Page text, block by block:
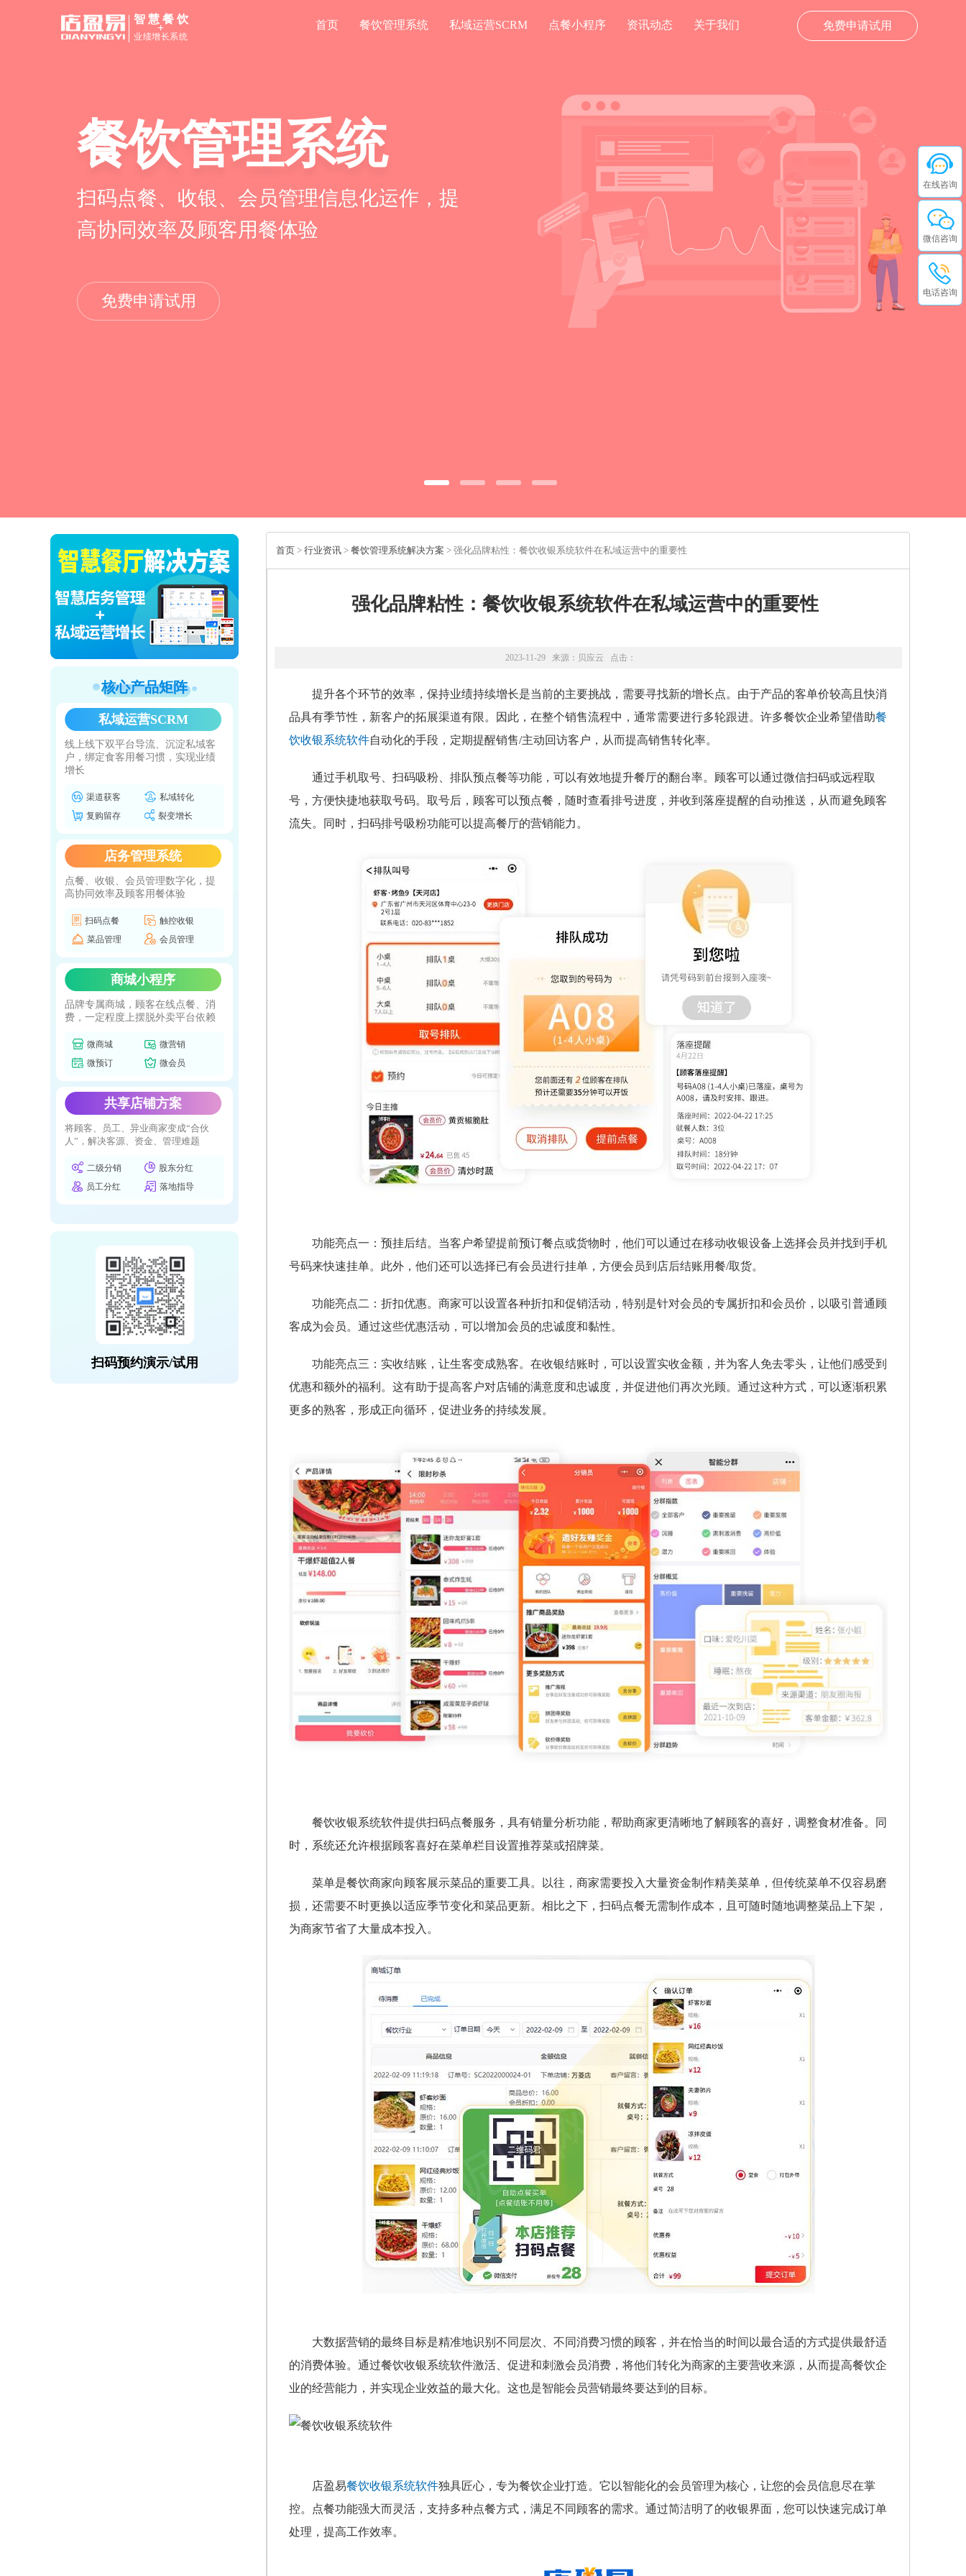
免费申请试用
智慧餐饮
+
业绩增长系统
首页 餐饮管理系统 私域运营SCRM 点餐小程序 资讯动态 关于我们
餐饮管理系统
扫码点餐、收银、会员管理信息化运作，提
高协同效率及顾客用餐体验
免费申请试用
私域运营SCRM
线上线下双平台导流、沉淀私域客户，绑定
食客用餐习惯，实现业绩增长
免费申请试用
核心产品矩阵
私域运营SCRM
线上线下双平台导流、沉淀私域客
户，绑定食客用餐习惯，实现业绩
增长
渠道获客
私域转化
复购留存
裂变增长
店务管理系统
点餐、收银、会员管理数字化，提
高协同效率及顾客用餐体验
扫码点餐
触控收银
菜品管理
会员管理
商城小程序
品牌专属商城，顾客在线点餐、消
费，一定程度上摆脱外卖平台依赖
微商城
微营销
微预订
微会员
共享店铺方案
将顾客、员工、异业商家变成“合伙
人”，解决客源、资金、管理难题
二级分销
股东分红
员工分红
落地指导
扫码预约演示/试用
首页 > 行业资讯 > 餐饮管理系统解决方案 > 强化品牌粘性：餐饮收银系统软件在私域运营中的重要性
强化品牌粘性：餐饮收银系统软件在私域运营中的重要性
2023-11-29 来源： 贝应云 点击：
提升各个环节的效率，保持业绩持续增长是当前的主要挑战，需要寻找新的增长点。由于产品的客单价较高且快消
品具有季节性，新客户的拓展渠道有限。因此，在整个销售流程中，通常需要进行多轮跟进。许多餐饮企业希望借助餐
饮收银系统软件自动化的手段，定期提醒销售/主动回访客户，从而提高销售转化率。
通过手机取号、扫码吸粉、排队预点餐等功能，可以有效地提升餐厅的翻台率。顾客可以通过微信扫码或远程取
号，方便快捷地获取号码。取号后，顾客可以预点餐，随时查看排号进度，并收到落座提醒的自动推送，从而避免顾客
流失。同时，扫码排号吸粉功能可以提高餐厅的营销能力。
功能亮点一：预挂后结。当客户希望提前预订餐点或货物时，他们可以通过在移动收银设备上选择会员并找到手机
号码来快速挂单。此外，他们还可以选择已有会员进行挂单，方便会员到店后结账用餐/取货。
功能亮点二：折扣优惠。商家可以设置各种折扣和促销活动，特别是针对会员的专属折扣和会员价，以吸引普通顾
客成为会员。通过这些优惠活动，可以增加会员的忠诚度和黏性。
功能亮点三：实收结账，让生客变成熟客。在收银结账时，可以设置实收金额，并为客人免去零头，让他们感受到
优惠和额外的福利。这有助于提高客户对店铺的满意度和忠诚度，并促进他们再次光顾。通过这种方式，可以逐渐积累
更多的熟客，形成正向循环，促进业务的持续发展。
餐饮收银系统软件提供扫码点餐服务，具有销量分析功能，帮助商家更清晰地了解顾客的喜好，调整食材准备。同
时，系统还允许根据顾客喜好在菜单栏目设置推荐菜或招牌菜。
菜单是餐饮商家向顾客展示菜品的重要工具。以往，商家需要投入大量资金制作精美菜单，但传统菜单不仅容易磨
损，还需要不时更换以适应季节变化和菜品更新。相比之下，扫码点餐无需制作成本，且可随时随地调整菜品上下架，
为商家节省了大量成本投入。
大数据营销的最终目标是精准地识别不同层次、不同消费习惯的顾客，并在恰当的时间以最合适的方式提供最舒适
的消费体验。通过餐饮收银系统软件激活、促进和刺激会员消费，将他们转化为商家的主要营收来源，从而提高餐饮企
业的经营能力，并实现企业效益的最大化。这也是智能会员营销最终要达到的目标。
店盈易餐饮收银系统软件独具匠心，专为餐饮企业打造。它以智能化的会员管理为核心，让您的会员信息尽在掌
控。点餐功能强大而灵活，支持多种点餐方式，满足不同顾客的需求。通过简洁明了的收银界面，您可以快速完成订单
处理，提高工作效率。
在线咨询
微信咨询
电话咨询